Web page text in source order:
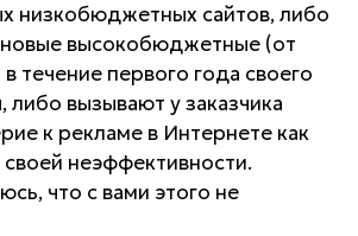
низкобюджетных сайтов, либо
высокобюджетные (от
течение первого года своего
либо вызывают у заказчика
к рекламе в Интернете как
своей неэффективности.
что с вами этого не